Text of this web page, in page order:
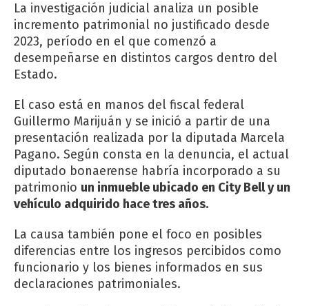
La investigación judicial analiza un posible
incremento patrimonial no justificado desde
2023, período en el que comenzó a
desempeñarse en distintos cargos dentro del
Estado.
El caso está en manos del fiscal federal
Guillermo Marijuán y se inició a partir de una
presentación realizada por la diputada Marcela
Pagano. Según consta en la denuncia, el actual
diputado bonaerense habría incorporado a su
patrimonio un inmueble ubicado en City Bell y un
vehículo adquirido hace tres años.
La causa también pone el foco en posibles
diferencias entre los ingresos percibidos como
funcionario y los bienes informados en sus
declaraciones patrimoniales.